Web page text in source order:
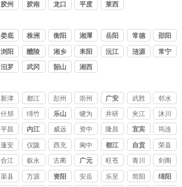
胶州 胶南 龙口 平度 莱西
娄底 株洲 衡阳 湘潭 岳阳 常德 邵阳
浏阳 醴陵 湘乡 耒阳 沅江 涟源 常宁
汨罗 武冈 韶山 湘西
新津
都江
堰
彭州 崇州 广安 武胜 邻水
什邡 绵竹 乐山 犍为 井研 夹江 沐川
平昌 内江 威远 资中 隆昌 宜宾 筠连
蓬安 仪陇 西充 阆中
都江
堰
自贡 荣县
合江 叙永 古蔺 广元 旺苍 青川 剑阁
渠县 万源 资阳 安岳 乐至 简阳 绵阳